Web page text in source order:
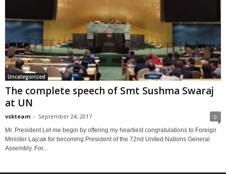
Uncategorized
The complete speech of Smt Sushma Swaraj
at UN
vskteam - September 24, 2017 0
Mr. President Let me begin by offering my heartiest congratulations to Foreign
Minister Lajcak for becoming President of the 72nd United Nations General
Assembly. For...